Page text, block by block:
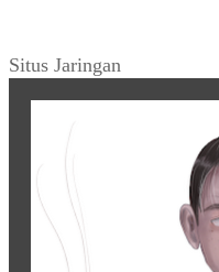
Situs Jaringan